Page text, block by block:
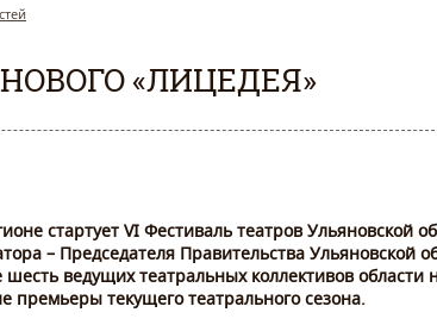
«ЛИЦЕДЕЯ»
стартует VI Фестиваль театров
– Председателя Правительства
ведущих театральных коллективов области
премьеры текущего театрального сезона.